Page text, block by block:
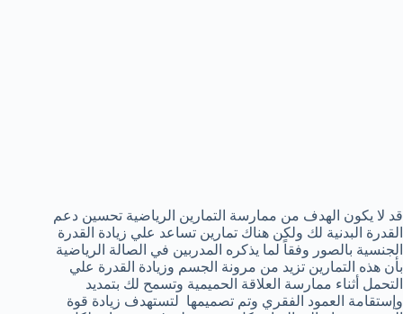
قد لا يكون الهدف من ممارسة التمارين الرياضية تحسين دعم
القدرة البدنية لك ولكن هناك تمارين تساعد علي زيادة القدرة
الجنسية بالصور وفقاً لما يذكره المدربين في الصالة الرياضية
بأن هذه التمارين تزيد من مرونة الجسم وزيادة القدرة علي
التحمل أثناء ممارسة العلاقة الحميمية وتسمح لك بتمديد
وإستقامة العمود الفقري وتم تصميمها لتستهدف زيادة قوة